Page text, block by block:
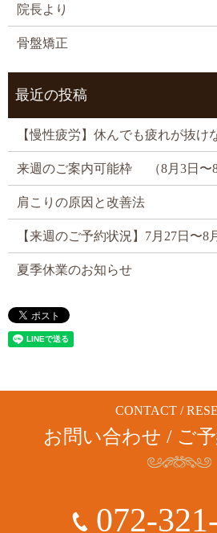
院長より
骨盤矯正
最近の投稿
【慢性疲労】休んでも疲れが抜け
来週のご案内可能枠 （8月3日〜8
肩こりの原因と改善法
【来週のご予約状況】7月27日〜8
夏季休業のお知らせ
CONTACT /
お問い合わせ / ご
072-